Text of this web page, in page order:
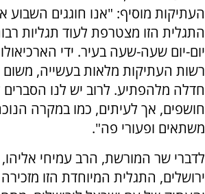
העתיקות מוסיף: "אנו חוגגים השבוע
התגלית הזו מצטרפת לעוד תגליות
יום-יום שעה-שעה בעיר. ידי
רשות העתיקות מלאות בעשייה, משום
חדלה מלהפתיע. לרוב יש לנו הסברים
חושפים, אך לעיתים, כמו במקרה
משתאים ופעורי פה".
לדברי שר המורשת, הרב עמיחי
ירושלים, התגלית המיוחדת הזו